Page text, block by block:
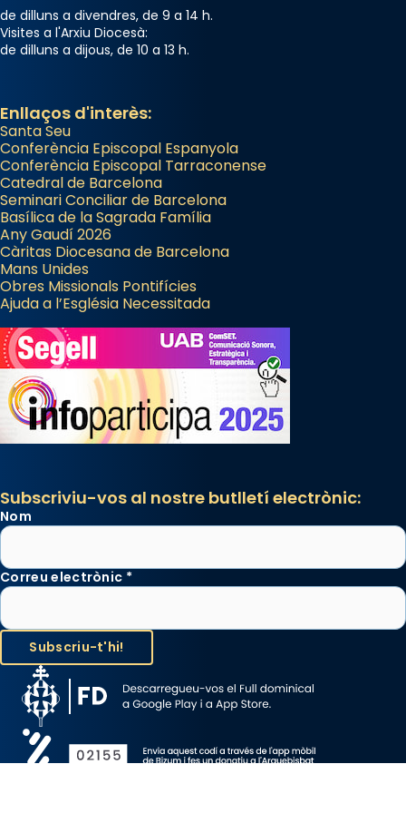
de dilluns a divendres, de 9 a 14 h.
Visites a l'Arxiu Diocesà:
de dilluns a dijous, de 10 a 13 h.
Enllaços d'interès:
Santa Seu
Conferència Episcopal Espanyola
Conferència Episcopal Tarraconense
Catedral de Barcelona
Seminari Conciliar de Barcelona
Basílica de la Sagrada Família
Any Gaudí 2026
Càritas Diocesana de Barcelona
Mans Unides
Obres Missionals Pontifícies
Ajuda a l’Església Necessitada
Subscriviu-vos al nostre butlletí electrònic:
Nom
Correu electrònic *